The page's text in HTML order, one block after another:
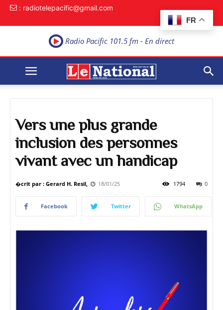
FR
: radiotelepacific@gmail.com
Radio Pacific 101.5 fm - En direct
Vers une plus grande
inclusion des personnes
vivant avec un handicap
�crit par : Gerard H. Resil, 18/01/25 0
1794
Facebook Twitter WhatsApp